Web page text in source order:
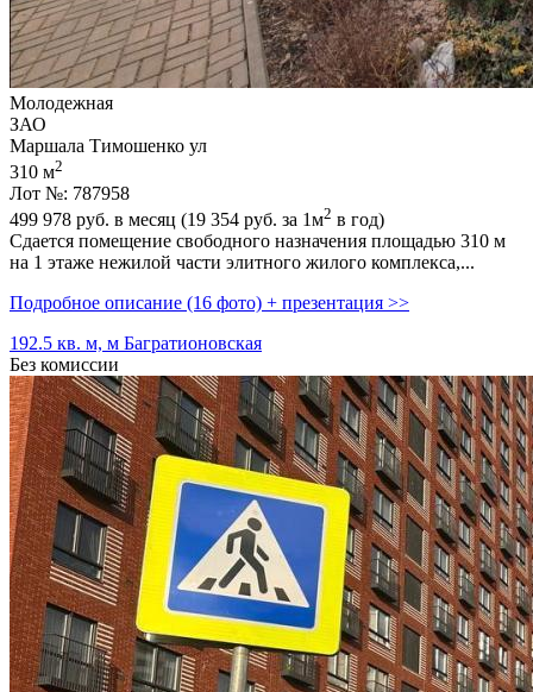
Молодежная
ЗАО
Маршала Тимошенко ул
310 м2
Лот №: 787958
499 978 руб. в месяц (19 354 руб. за 1м2 в год)
Сдается помещение свободного назначения площадью 310 м
на 1 этаже нежилой части элитного жилого комплекса,­...
Подробное описание (16 фото) + презентация >>
192.5 кв. м, м Багратионовская
Без комиссии